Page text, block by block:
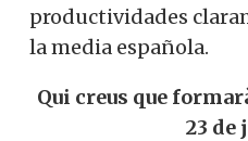
productividades
la media española.
Qui creus que
23 de